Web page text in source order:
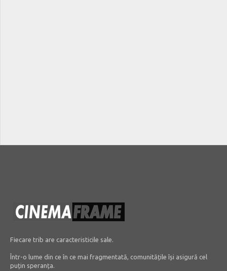
Fiecare trib are caracteristicile sale.
Într-o lume din ce în ce mai fragmentată, comunitățile își asigură cel
puțin speranța.